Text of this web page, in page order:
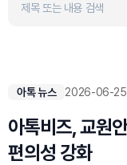
아톡 뉴스 2026-06-25
아톡비즈, 교원
편의성 강화